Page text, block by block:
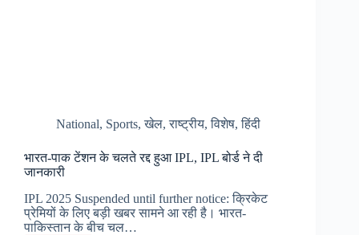
National, Sports,खेल,राष्ट्रीय,विशेष,हिंदी
भारत-पाक टेंशन के चलते रद्द हुआ IPL, IPL बोर्ड ने दी
जानकारी
IPL 2025 Suspended until further notice: क्रिकेट
प्रेमियों के लिए बड़ी खबर सामने आ रही है। भारत-
पाकिस्तान के बीच चल…